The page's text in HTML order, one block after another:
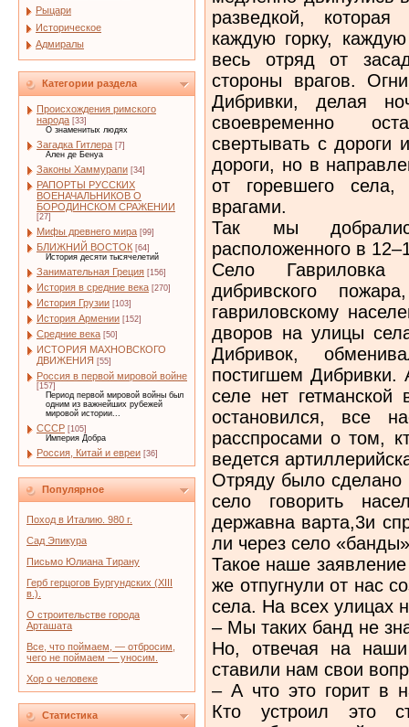
Рыцари
Историческое
Адмиралы
Категории раздела
Происхождения римского
народа [33]
О знаменитых людях
Загадка Гитлера [7]
Ален де Бенуа
Законы Хаммурапи [34]
РАПОРТЫ РУССКИХ
ВОЕНАЧАЛЬНИКОВ О
БОРОДИНСКОМ СРАЖЕНИИ
[27]
Мифы древнего мира [99]
БЛИЖНИЙ ВОСТОК [64]
История десяти тысячелетий
Занимательная Греция [156]
История в средние века [270]
История Грузии [103]
История Армении [152]
Средние века [50]
ИСТОРИЯ МАХНОВСКОГО
ДВИЖЕНИЯ [55]
Россия в первой мировой войне
[157]
Период первой мировой войны был
одним из важнейших рубежей
мировой истории...
СССР [105]
Империя Добра
Россия, Китай и евреи [36]
Популярное
Поход в Италию. 980 г.
Сад Эпикура
Письмо Юлиана Тирану
Герб герцогов Бургундских (XIII
в.).
О строительстве города
Арташата
Все, что поймаем, — отбросим,
чего не поймаем — уносим.
Хор о человеке
Статистика
разведкой,
каждую горку,
весь отряд от
стороны врагов.
Дибривки, делая
своевременно
свертывать с дороги
дороги, но в
от горевшего села,
врагами.
Так мы
расположенного в
Село
дибривского
гавриловскому
дворов на улицы
Дибривок,
постигшем Дибривки.
селе нет
остановился, все
расспросами о том,
ведется
Отряду было сделано
село говорить
державна варта,3и
ли через село
Такое наше
же отпугнули от нас
села. На всех улицах
– Мы таких банд не
Но, отвечая на наши
ставили нам свои
– А что это горит в
Кто устроил это